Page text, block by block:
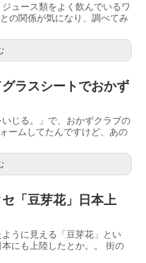
ュース類をよく飲んでいるワ
の関係が気になり、調べてみ
ラスシートでおかず
じる。」で、おかずクラブの
ームしてたんですけど、あの
「豆芽花」日本上
うに見える「豆芽花」とい
にも上陸したとか。。 街の